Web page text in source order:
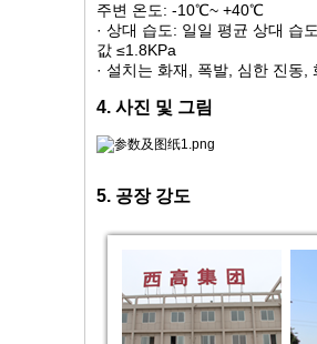
주변 온도: -10℃~ +40℃
· 상대 습도: 일일 평균 상대 습
값 ≤1.8KPa
· 설치는 화재, 폭발, 심한 진동,
4. 사진 및 그림
5. 공장 강도